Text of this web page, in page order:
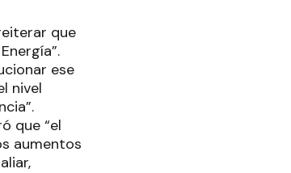
que
ese
nivel
que “el
aumentos